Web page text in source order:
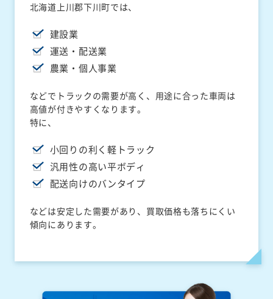
北海道上川郡下川町では、
建設業
運送・配送業
農業・個人事業
などでトラックの需要が高く、用途に合った車両は
高値が付きやすくなります。
特に、
小回りの利く軽トラック
汎用性の高い平ボディ
配送向けのバンタイプ
などは安定した需要があり、買取価格も落ちにくい
傾向にあります。